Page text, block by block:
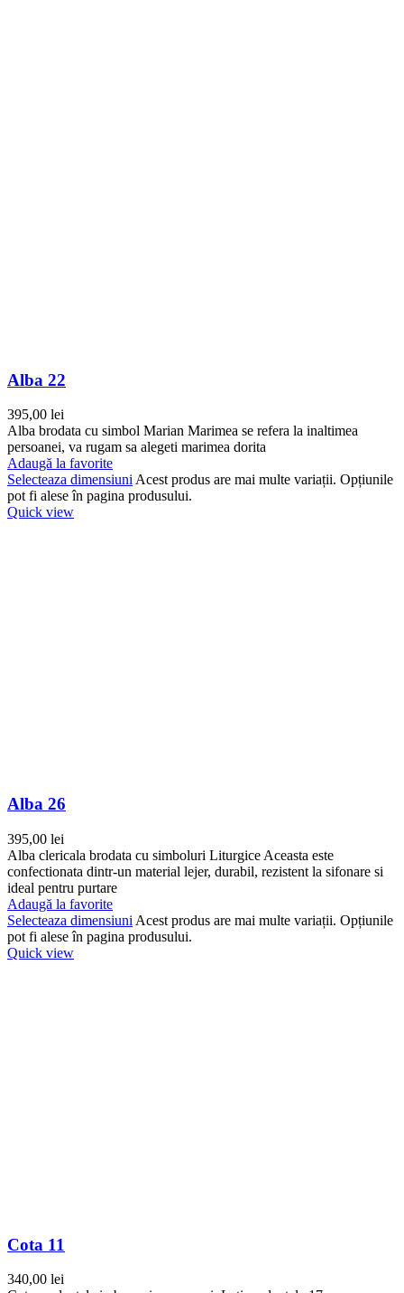
Alba 22
395,00 lei
Alba brodata cu simbol Marian Marimea se refera la inaltimea
persoanei, va rugam sa alegeti marimea dorita
Adaugă la favorite
Selecteaza dimensiuni Acest produs are mai multe variații. Opțiunile
pot fi alese în pagina produsului.
Quick view
Alba 26
395,00 lei
Alba clericala brodata cu simboluri Liturgice Aceasta este
confectionata dintr-un material lejer, durabil, rezistent la sifonare si
ideal pentru purtare
Adaugă la favorite
Selecteaza dimensiuni Acest produs are mai multe variații. Opțiunile
pot fi alese în pagina produsului.
Quick view
Cota 11
340,00 lei